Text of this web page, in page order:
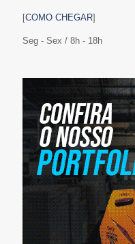
[COMO CHEGAR]
Seg - Sex / 8h - 18h